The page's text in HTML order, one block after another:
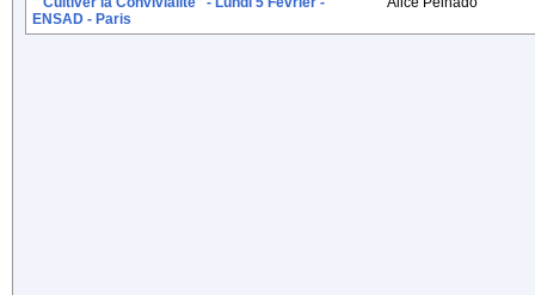
ENSAD - Paris